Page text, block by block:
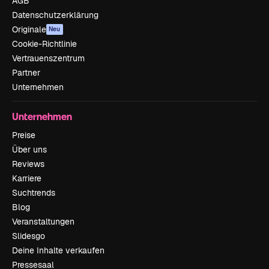
Datenschutzerklärung
Originale Neu
Cookie-Richtlinie
Vertrauenszentrum
Partner
Unternehmen
Unternehmen
Preise
Über uns
Reviews
Karriere
Suchtrends
Blog
Veranstaltungen
Slidesgo
Deine Inhalte verkaufen
Pressesaal